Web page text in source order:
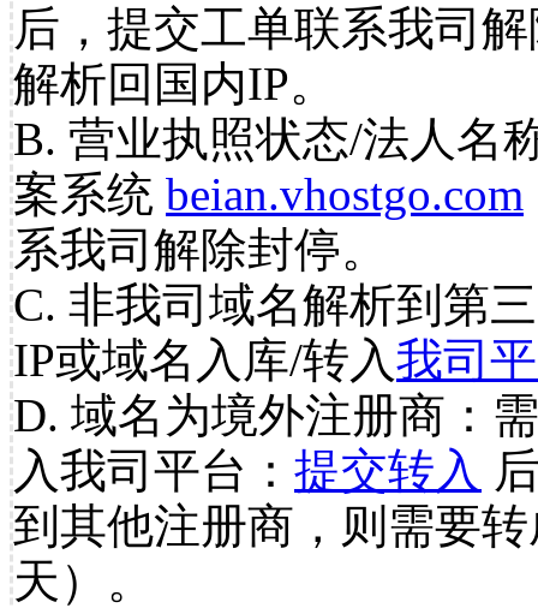
后，提交工单联系我司
解析回国内IP。
B. 营业执照状态/法人名
案系统 beian.vhostgo.com
系我司解除封停。
C. 非我司域名解析到第
IP或域名入库/转入我司
D. 域名为境外注册商：
入我司平台： 提交转入
到其他注册商，则需要
天）。